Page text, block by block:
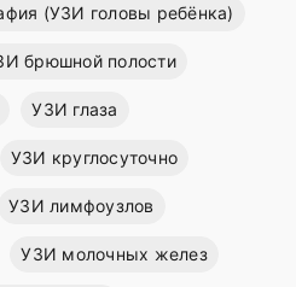
(УЗИ головы ребёнка)
брюшной полости
УЗИ глаза
УЗИ круглосуточно
УЗИ лимфоузлов
УЗИ молочных желез